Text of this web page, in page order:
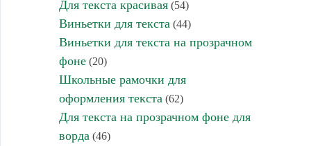
Для текста красивая(54)
Виньетки для текста (44)
Виньетки для текста на прозрачном
фоне(20)
Школьные рамочки для
оформления текста (62)
Для текста на прозрачном фоне для
ворда (46)